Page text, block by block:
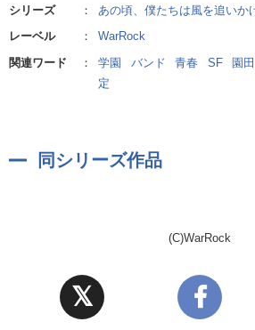
を救うことを決意する。しかし、何度繰り
変えることができない…。
そして、日向はかつてのバンド仲間にタイ
仲間たちもそんな途方もない話を信じ、な
シリーズ
：
あの頃、僕たちは風を追いか
レーベル
：
WarRock
関連ワード
： 学園 バンド 青春 SF 園
定
同シリーズ作品
(C)WarRock